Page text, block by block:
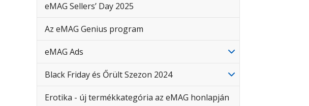
eMAG Sellers’ Day 2025
Az eMAG Genius program
eMAG Ads
Black Friday és Őrült Szezon 2024
Erotika - új termékkategória az eMAG honlapján